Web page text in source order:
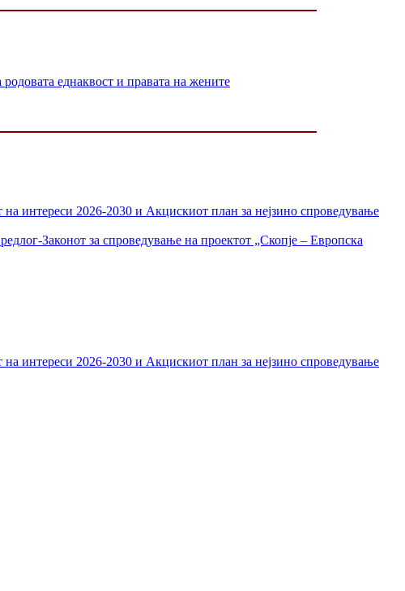
еднаквост и правата на жените
на интереси 2026-2030 и Акцискиот план за нејзино спроведување
Законот за спроведување на проектот „Скопје – Европска
на интереси 2026-2030 и Акцискиот план за нејзино спроведување